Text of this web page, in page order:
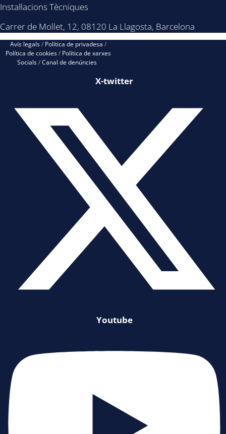
Instal·lacions Tècniques
Carrer de Mollet, 12, 08120 La Llagosta, Barcelona
Avís legals/ Política de privadesa /
Política de cookies/ Política de xarxes
Socials/Canal de denúncies
X-twitter
Youtube